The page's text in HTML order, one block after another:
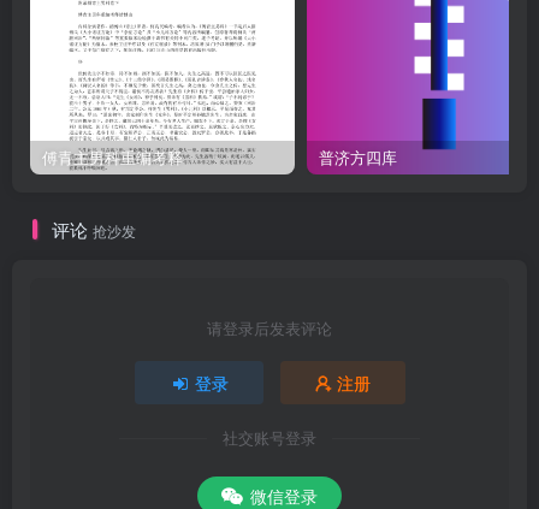
后又加必要之注解，并指出忌用之点，使患者蒙其利而不受其害，用
心良苦。书成，遂风行一时。问世不久，上洋蔡媚、眉山氏仿其体
例，续作《本草征要补遗》计五十八种。清同治年间，先六伯祖光奇
公（讳廷瑾）又为重新分类，意在便于翻检，且酌删其剧毒之品，以
防初学之士掌握不善，易出偏差。并依临症需要，增入便用而易得之
公，又续有增补。晚清，吴兴凌奂（字晓五），着《本草害利》内容
《本草辑要》。丁氏又于其原书之后，补撰《本草续编》增入八十余
者，有改内容者，因无刻本，姑不详述。其足取者，亦予采入。此次
厘为四卷，第一卷为通治部分，亦即多数为作用于全身者。第二卷为
傅青主男科重编考释 普济方四库
评论 抢沙发
请登录后发表评论
登录 注册
社交账号登录
微信登录